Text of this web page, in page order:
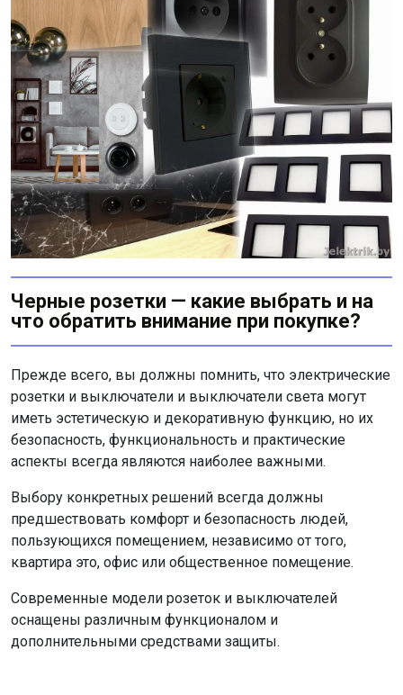
Черные розетки — какие выбрать и на
что обратить внимание при покупке?
Прежде всего, вы должны помнить, что электрические
розетки и выключатели и выключатели света могут
иметь эстетическую и декоративную функцию, но их
безопасность, функциональность и практические
аспекты всегда являются наиболее важными.
Выбору конкретных решений всегда должны
предшествовать комфорт и безопасность людей,
пользующихся помещением, независимо от того,
квартира это, офис или общественное помещение.
Современные модели розеток и выключателей
оснащены различным функционалом и
дополнительными средствами защиты.